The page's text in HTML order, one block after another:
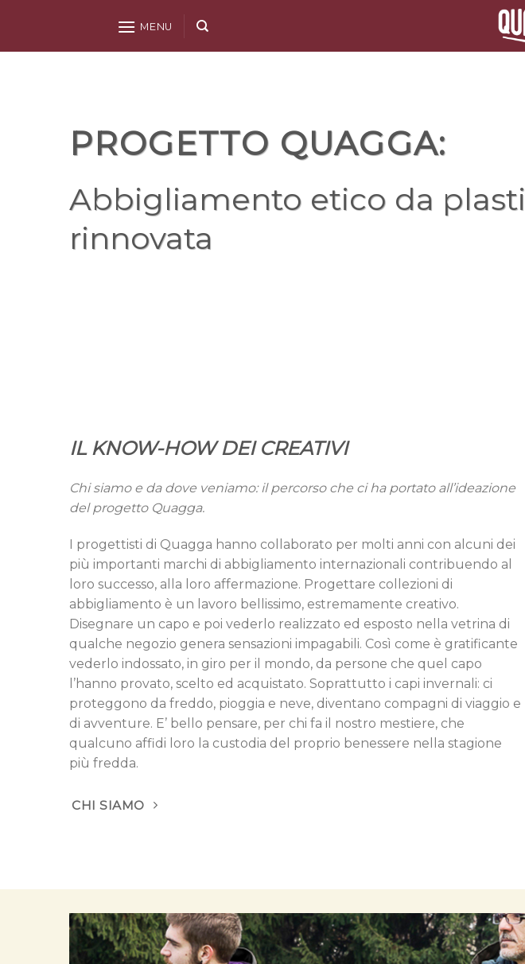
MENU
PROGETTO QUAGGA:
Abbigliamento etico da
rinnovata
IL KNOW-HOW DEI CREATIVI
Chi siamo e da dove veniamo: il percorso che ci ha portato all’ideazione
del progetto Quagga.
I progettisti di Quagga hanno collaborato per molti anni con alcuni dei
più importanti marchi di abbigliamento internazionali contribuendo al
loro successo, alla loro affermazione. Progettare collezioni di
abbigliamento è un lavoro bellissimo, estremamente creativo.
Disegnare un capo e poi vederlo realizzato ed esposto nella vetrina di
qualche negozio genera sensazioni impagabili. Così come è gratificante
vederlo indossato, in giro per il mondo, da persone che quel capo
l’hanno provato, scelto ed acquistato. Soprattutto i capi invernali: ci
proteggono da freddo, pioggia e neve, diventano compagni di viaggio e
di avventure. E’ bello pensare, per chi fa il nostro mestiere, che
qualcuno affidi loro la custodia del proprio benessere nella stagione
più fredda.
CHI SIAMO